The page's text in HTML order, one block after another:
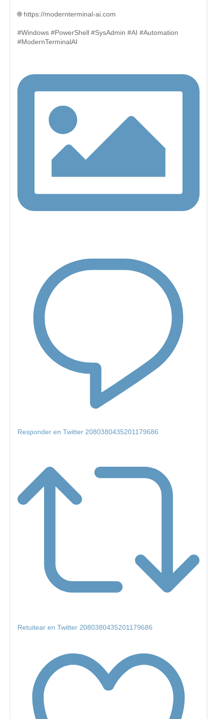
🌐 https://modernterminal-ai.com
#Windows #PowerShell #SysAdmin #AI #Automation
#ModernTerminalAI
Responder en Twitter 2080380435201179686
Retuitear en Twitter 2080380435201179686